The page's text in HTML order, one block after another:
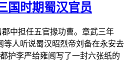
国时期蜀汉官员
中担任五官掾功曹。章武三年
等人听说蜀汉昭烈帝刘备在永安去
护李严给雍闿写了一封六张纸的